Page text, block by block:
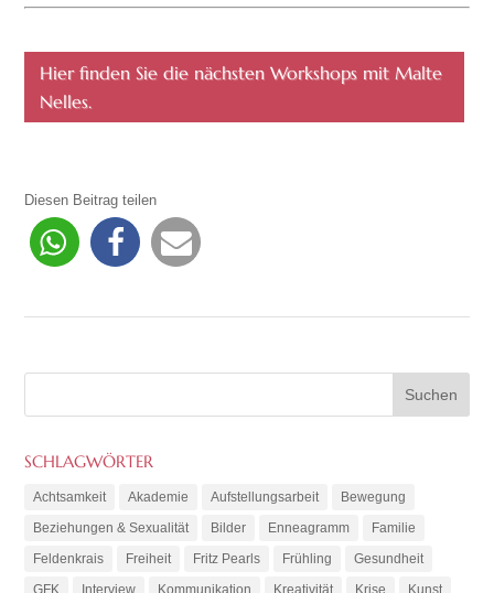
Hier finden Sie die nächsten Workshops mit Malte
Nelles.
Diesen Beitrag teilen
SCHLAGWÖRTER
Achtsamkeit Akademie Aufstellungsarbeit
Bewegung
Beziehungen & Sexualität
Bilder Enneagramm
Familie
Feldenkrais
Freiheit Fritz Pearls Frühling
Gesundheit
GFK
Interview Kommunikation Kreativität Krise Kunst